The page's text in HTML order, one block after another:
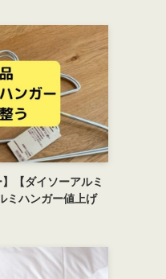
【ダイソーアルミ
ミハンガー値上げ